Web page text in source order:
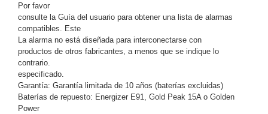
Alimentación
Fuentes
de
Alimentación
con
RespaldoInyectores
PoEPDUPlantas
Por favor
consulte la Guía del usuario para obtener una lista de alarmas
compatibles. Este
La alarma no está diseñada para interconectarse con
productos de otros fabricantes, a menos que se indique lo
contrario.
especificado.
Garantía: Garantía limitada de 10 años (baterías excluidas)
Baterías de repuesto: Energizer E91, Gold Peak 15A o Golden
Power